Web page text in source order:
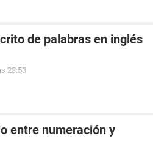
de palabras en inglés
23:53
entre numeración y